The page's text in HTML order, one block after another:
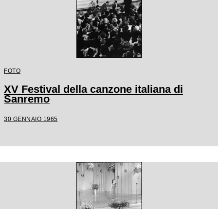
FOTO
XV Festival della canzone italiana di
Sanremo
30 GENNAIO 1965